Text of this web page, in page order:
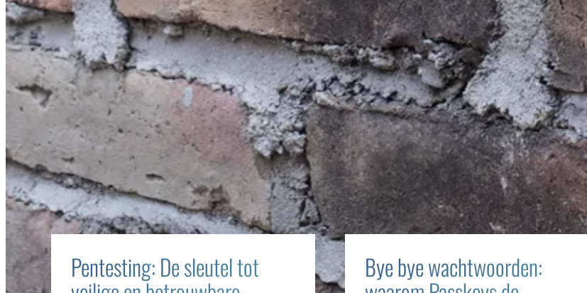
Pentesting: De sleutel tot Bye bye wachtwoorden: